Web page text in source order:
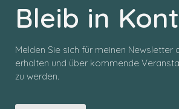
Bleib in
Melden Sie sich für meinen Newsletter
erhalten und über kommende
zu werden.